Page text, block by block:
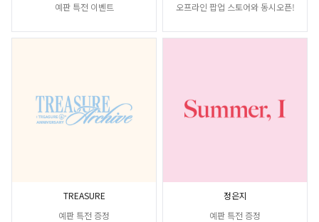
예판 특전 이벤트
오프라인 팝업 스토어와 동시오픈!
TREASURE
예판 특전 증정
정은지
예판 특전 증정